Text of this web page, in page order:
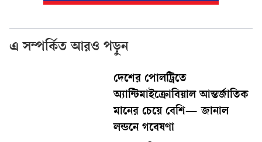
এ সম্পর্কিত আরও পড়ুন
দেশের পোলট্রিতে
অ্যান্টিমাইক্রোবিয়াল আন্তর্জাতিক
মানের চেয়ে বেশি— জানাল
লন্ডনে গবেষণা